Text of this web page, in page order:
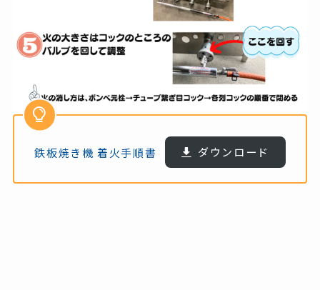
鉄板焼き機 着火手順書 ダウンロード